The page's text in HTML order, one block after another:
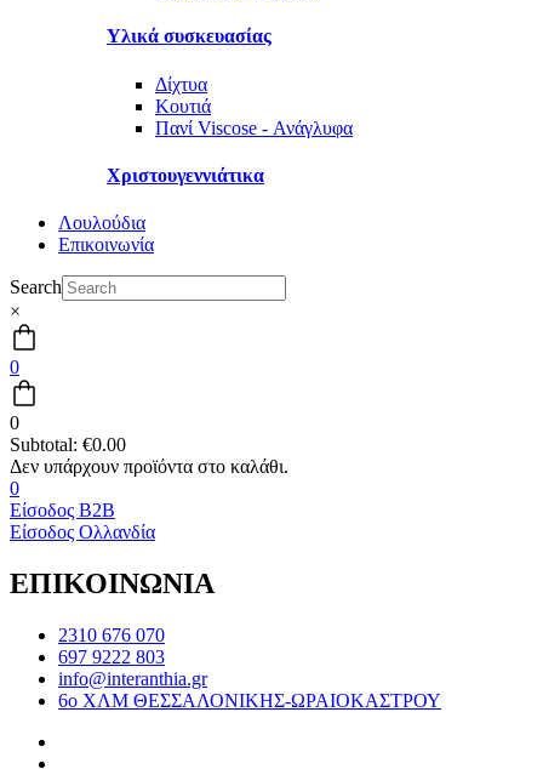
Υλικά συσκευασίας
Δίχτυα
Κουτιά
Πανί Viscose - Ανάγλυφα
Χριστουγεννιάτικα
Λουλούδια
Επικοινωνία
Search
×
0
0
Subtotal: €0.00
0
Είσοδος B2B
Είσοδος Ολλανδία
ΕΠΙΚΟΙΝΩΝΙΑ
2310 676 070
697 9222 803
info@interanthia.gr
6ο ΧΛΜ ΘΕΣΣΑΛΟΝΙΚΗΣ-ΩΡΑΙΟΚΑΣΤΡΟΥ